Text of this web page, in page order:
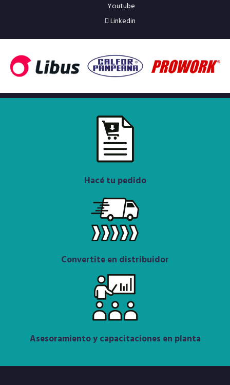
Youtube
Linkedin
Hacé tu pedido
Convertite en distribuidor
Asesoramiento y capacitaciones en planta